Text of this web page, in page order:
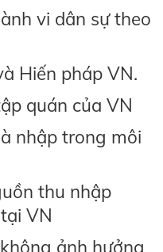
vi dân sự theo
Hiến pháp VN.
quán của VN
nhập trong môi
thu nhập
VN
ảnh hưởng